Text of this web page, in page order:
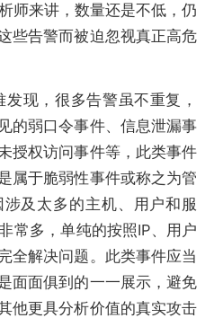
师来讲，数量还是不低，仍
些告警而被迫忽视真正高危
现，很多告警虽不重复，
的弱口令事件、信息泄漏事
授权访问事件等，此类事件
属于脆弱性事件或称之为管
及太多的主机、用户和服
常多，单纯的按照IP、用户
全解决问题。此类事件应当
面面俱到的一一展示，避免
他更具分析价值的真实攻击